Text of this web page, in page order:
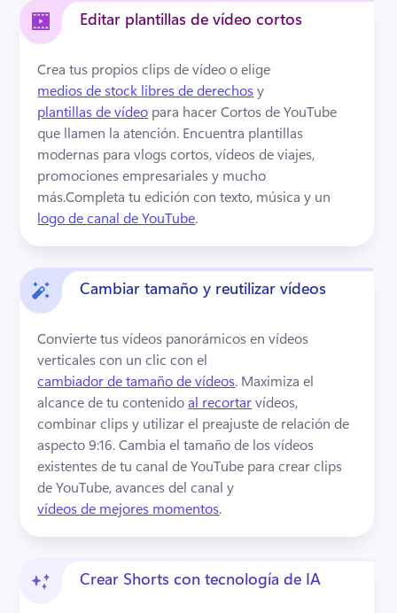
Editar plantillas de vídeo cortos
Crea tus propios clips de vídeo o elige
medios de stock libres de derechos y
plantillas de vídeo para hacer Cortos de YouTube
que llamen la atención. Encuentra plantillas
modernas para vlogs cortos, vídeos de viajes,
promociones empresariales y mucho
más.Completa tu edición con texto, música y un
logo de canal de YouTube.
Cambiar tamaño y reutilizar vídeos
Convierte tus vídeos panorámicos en vídeos
verticales con un clic con el
cambiador de tamaño de vídeos. Maximiza el
alcance de tu contenido al recortar vídeos,
combinar clips y utilizar el preajuste de relación de
aspecto 9:16. Cambia el tamaño de los vídeos
existentes de tu canal de YouTube para crear clips
de YouTube, avances del canal y
vídeos de mejores momentos.
Crear Shorts con tecnología de IA